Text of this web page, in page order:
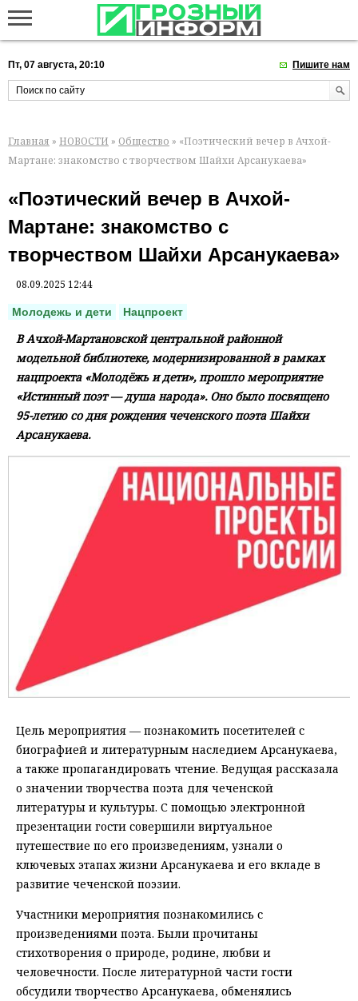
Пт, 07 августа, 20:10 Пишите нам
Главная » НОВОСТИ » Общество » «Поэтический вечер в Ачхой-
Мартане: знакомство с творчеством Шайхи Арсанукаева»
«Поэтический вечер в Ачхой-
Мартане: знакомство с
творчеством Шайхи Арсанукаева»
08.09.2025 12:44
Молодежь и дети Нацпроект
В Ачхой-Мартановской центральной районной
модельной библиотеке, модернизированной в рамках
нацпроекта «Молодёжь и дети», прошло мероприятие
«Истинный поэт — душа народа». Оно было посвящено
95-летию со дня рождения чеченского поэта Шайхи
Арсанукаева.
Цель мероприятия — познакомить посетителей с
биографией и литературным наследием Арсанукаева,
а также пропагандировать чтение. Ведущая рассказала
о значении творчества поэта для чеченской
литературы и культуры. С помощью электронной
презентации гости совершили виртуальное
путешествие по его произведениям, узнали о
ключевых этапах жизни Арсанукаева и его вкладе в
развитие чеченской поэзии.
Участники мероприятия познакомились с
произведениями поэта. Были прочитаны
стихотворения о природе, родине, любви и
человечности. После литературной части гости
обсудили творчество Арсанукаева, обменялись